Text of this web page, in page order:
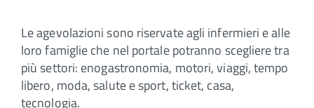
Le agevolazioni sono riservate agli infermieri e alle
loro famiglie che nel portale potranno scegliere tra
più settori: enogastronomia, motori, viaggi, tempo
libero, moda, salute e sport, ticket, casa,
tecnologia.